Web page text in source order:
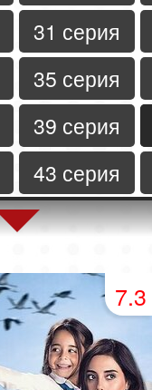
31 серия
35 серия
39 серия
43 серия
47 серия
51 серия
55 серия
59 серия
7.3